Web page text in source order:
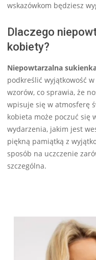
wskazówkom będziesz
Dlaczego
kobiety?
Niepowtarzalna
podkreślić wyjątkowość
wzorów, co sprawia, że
wpisuje się w atmosferę
kobieta może poczuć się
wydarzenia, jakim jest
piękną pamiątką z
sposób na uczczenie
szczególna.